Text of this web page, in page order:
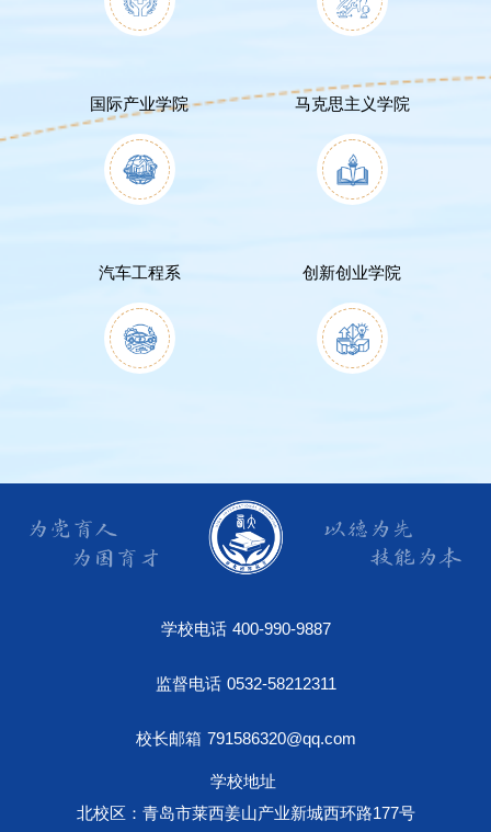
国际产业学院 马克思主义学院
汽车工程系 创新创业学院
学校电话 400-990-9887
监督电话 0532-58212311
校长邮箱 791586320@qq.com
学校地址
北校区：青岛市莱西姜山产业新城西环路177号